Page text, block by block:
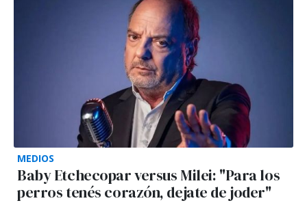
MEDIOS
Baby Etchecopar versus Milei: "Para los
perros tenés corazón, dejate de joder"